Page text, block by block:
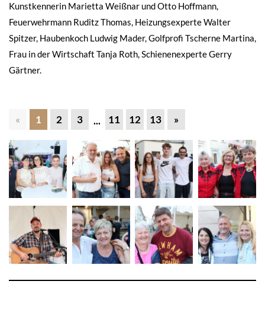
Kunstkennerin Marietta Weißnar und Otto Hoffmann,
Feuerwehrmann Ruditz Thomas, Heizungsexperte Walter
Spitzer, Haubenkoch Ludwig Mader, Golfprofi Tscherne Martina,
Frau in der Wirtschaft Tanja Roth, Schienenexperte Gerry
Gärtner.
« 1 2 3 ... 11 12 13 »